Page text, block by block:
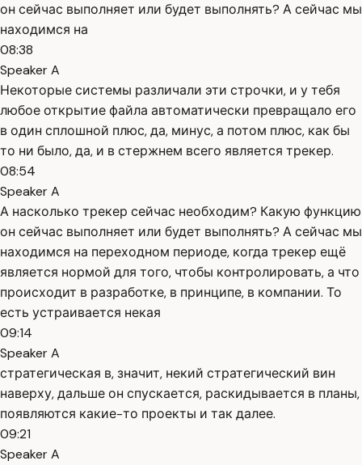
он сейчас выполняет или будет выполнять? А сейчас мы
находимся на
08:38
Speaker A
Некоторые системы различали эти строчки, и у тебя
любое открытие файла автоматически превращало его
в один сплошной плюс, да, минус, а потом плюс, как бы
то ни было, да, и в стержнем всего является трекер.
08:54
Speaker A
А насколько трекер сейчас необходим? Какую функцию
он сейчас выполняет или будет выполнять? А сейчас мы
находимся на переходном периоде, когда трекер ещё
является нормой для того, чтобы контролировать, а что
происходит в разработке, в принципе, в компании. То
есть устраивается некая
09:14
Speaker A
стратегическая в, значит, некий стратегический вин
наверху, дальше он спускается, раскидывается в планы,
появляются какие-то проекты и так далее.
09:21
Speaker A